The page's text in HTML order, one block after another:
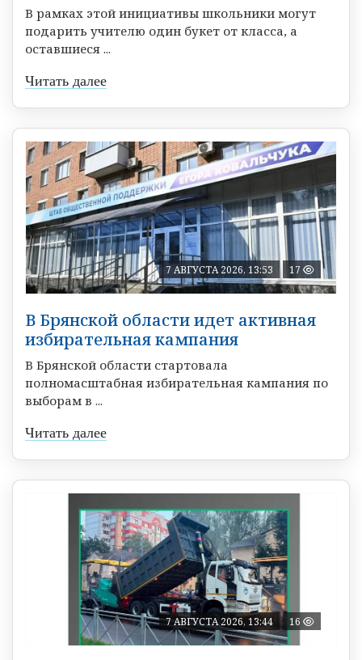
В рамках этой инициативы школьники могут
подарить учителю один букет от класса, а
оставшиеся ...
Читать далее
7 АВГУСТА 2026, 13:53 17
В Брянской области идет активная
избирательная кампания
В Брянской области стартовала
полномасштабная избирательная кампания по
выборам в ...
Читать далее
7 АВГУСТА 2026, 13:44 16